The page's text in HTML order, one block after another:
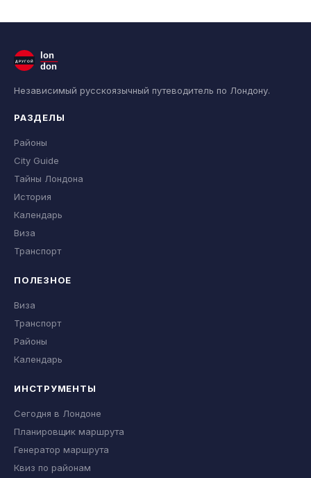
ДРУГОЙ
lon
don
Независимый русскоязычный путеводитель по Лондону.
РАЗДЕЛЫ
Районы
City Guide
Тайны Лондона
История
Календарь
Виза
Транспорт
ПОЛЕЗНОЕ
Виза
Транспорт
Районы
Календарь
ИНСТРУМЕНТЫ
Сегодня в Лондоне
Планировщик маршрута
Генератор маршрута
Квиз по районам